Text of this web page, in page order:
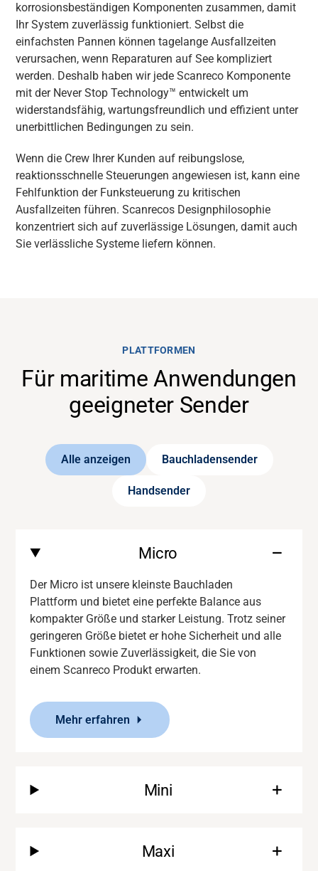
korrosionsbeständigen Komponenten zusammen, damit
Ihr System zuverlässig funktioniert. Selbst die
einfachsten Pannen können tagelange Ausfallzeiten
verursachen, wenn Reparaturen auf See kompliziert
werden. Deshalb haben wir jede Scanreco Komponente
mit der Never Stop Technology™ entwickelt um
widerstandsfähig, wartungsfreundlich und effizient unter
unerbittlichen Bedingungen zu sein.
Wenn die Crew Ihrer Kunden auf reibungslose,
reaktionsschnelle Steuerungen angewiesen ist, kann eine
Fehlfunktion der Funksteuerung zu kritischen
Ausfallzeiten führen. Scanrecos Designphilosophie
konzentriert sich auf zuverlässige Lösungen, damit auch
Sie verlässliche Systeme liefern können.
PLATTFORMEN
Für maritime Anwendungen
geeigneter Sender
Alle anzeigen Bauchladensender
Handsender
Micro
Der Micro ist unsere kleinste Bauchladen
Plattform und bietet eine perfekte Balance aus
kompakter Größe und starker Leistung. Trotz seiner
geringeren Größe bietet er hohe Sicherheit und alle
Funktionen sowie Zuverlässigkeit,die Sie von
einemScanreco Produkt erwarten.
Mehr erfahren
Mini
Maxi